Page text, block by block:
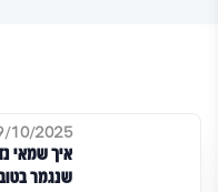
10/2025
איך שמאי
שנגמר